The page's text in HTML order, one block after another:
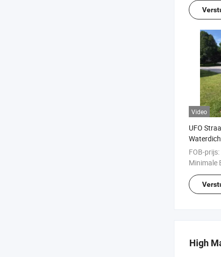
Video
UFO
FOB-prijs:
Minimale
High